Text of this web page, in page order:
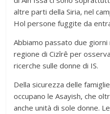
altre parti della Siria, nel
Hol persone fuggite da
Abbiamo passato due giorni
regione di Cizîrê per
ricerche sulle donne di IS.
Della sicurezza delle
occupano le Asayish, che
anche unità di sole donne.